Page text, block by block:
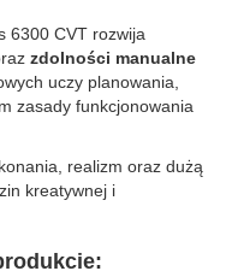
6300 CVT rozwija
zdolności manualne
uczy planowania,
zasady funkcjonowania
realizm oraz dużą
kreatywnej i